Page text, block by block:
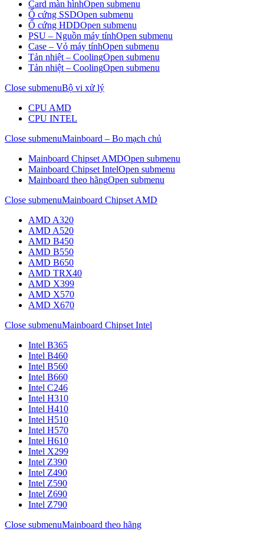
Card màn hìnhOpen submenu
Ổ cứng SSDOpen submenu
Ổ cứng HDDOpen submenu
PSU – Nguồn máy tínhOpen submenu
Case – Vỏ máy tínhOpen submenu
Tản nhiệt – CoolingOpen submenu
Tản nhiệt – CoolingOpen submenu
Close submenuBộ vi xử lý
CPU AMD
CPU INTEL
Close submenuMainboard – Bo mạch chủ
Mainboard Chipset AMDOpen submenu
Mainboard Chipset IntelOpen submenu
Mainboard theo hãngOpen submenu
Close submenuMainboard Chipset AMD
AMD A320
AMD A520
AMD B450
AMD B550
AMD B650
AMD TRX40
AMD X399
AMD X570
AMD X670
Close submenuMainboard Chipset Intel
Intel B365
Intel B460
Intel B560
Intel B660
Intel C246
Intel H310
Intel H410
Intel H510
Intel H570
Intel H610
Intel X299
Intel Z390
Intel Z490
Intel Z590
Intel Z690
Intel Z790
Close submenuMainboard theo hãng